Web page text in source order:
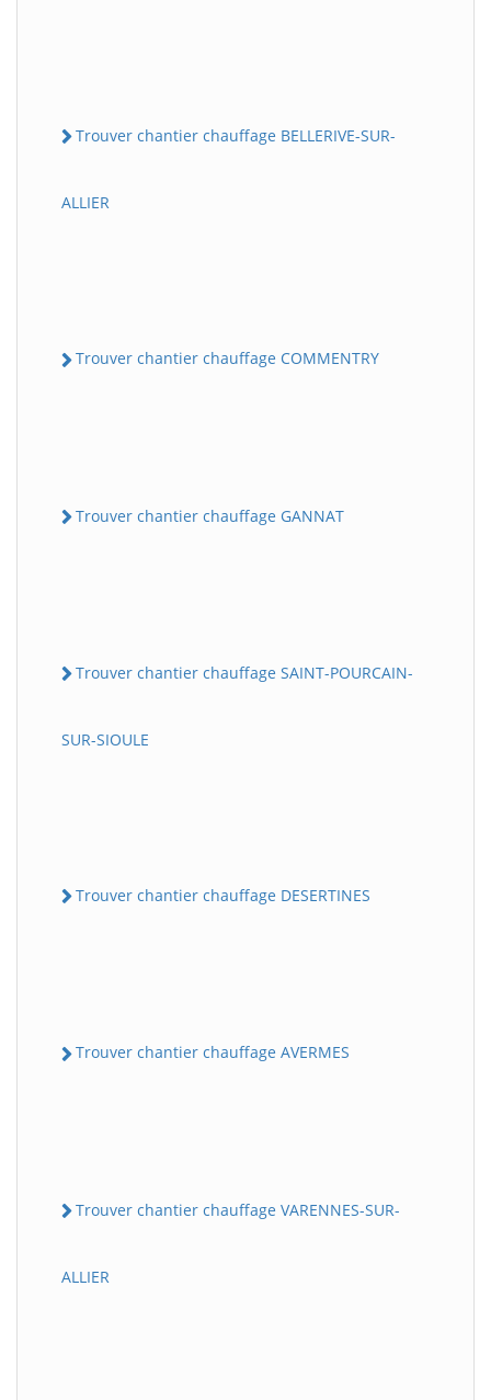
Trouver chantier chauffage BELLERIVE-SUR-
ALLIER
Trouver chantier chauffage COMMENTRY
Trouver chantier chauffage GANNAT
Trouver chantier chauffage SAINT-POURCAIN-
SUR-SIOULE
Trouver chantier chauffage DESERTINES
Trouver chantier chauffage AVERMES
Trouver chantier chauffage VARENNES-SUR-
ALLIER